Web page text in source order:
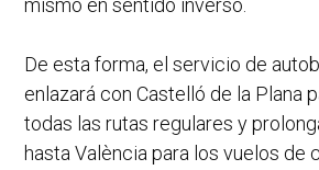
mismo en sentido inverso.
De esta forma, el servicio de
enlazará con Castelló de la Plana
todas las rutas regulares y
hasta València para los vuelos de